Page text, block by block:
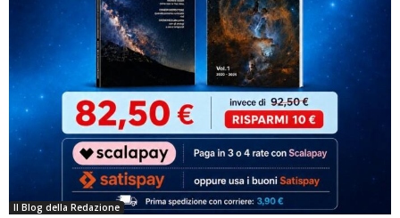
Il Blog della Redazione